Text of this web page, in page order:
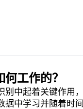
工作的？
中起着关键作用，
据中学习并随着时间